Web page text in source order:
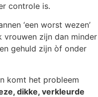
controle is.
‘een worst wezen’
vrouwen zijn dan minder
gehuld zijn òf onder
komt het probleem
dikke, verkleurde